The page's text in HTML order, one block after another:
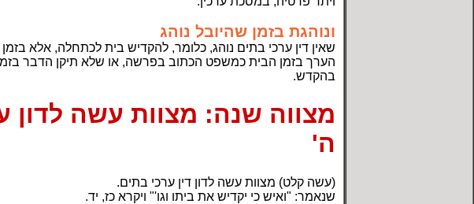
ונוהגת בזמן שהיובל נוהג
שאין דין ערכי בתים נוהג, כלומר, להקדיש בית לכתחלה, אלא בזמן
הערך בזמן הבית כמשפט הכתוב בפרשה, או שלא תיקן הדבר
בהקדש.
מצווה שנה: מצוות עשה לדון
ה'
(עשה קלט) מצוות עשה לדון דין ערכי בתים.
שנאמר: "ואיש כי יקדיש את ביתו וגו'" ויקרא כז, יד.